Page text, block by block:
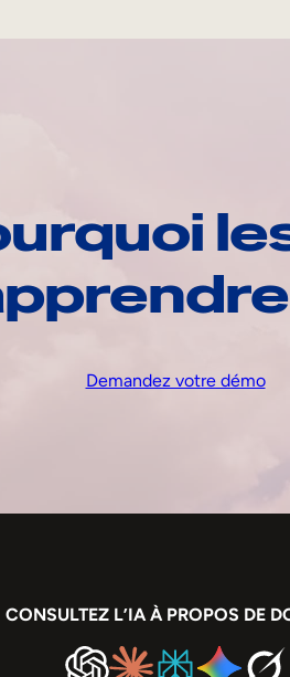
Demandez votre démo
CONSULTEZ L’IA À PROPOS DE